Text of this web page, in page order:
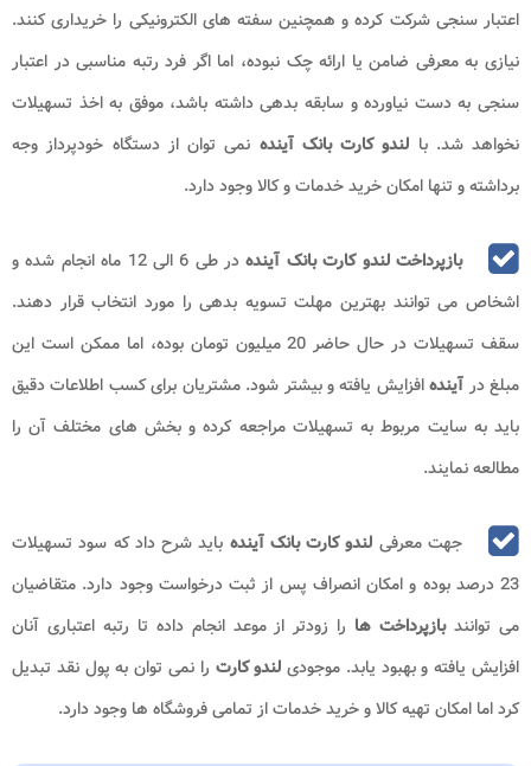
اعتبار سنجی شرکت کرده و همچنین سفته های الکترونیکی را خریداری کنند.
نیازی به معرفی ضامن یا ارائه چک نبوده، اما اگر فرد رتبه مناسبی در اعتبار
سنجی به دست نیاورده و سابقه بدهی داشته باشد، موفق به اخذ تسهیلات
نخواهد شد. با لندو کارت بانک آینده نمی توان از دستگاه خودپرداز وجه
برداشته و تنها امکان خرید خدمات و کالا وجود دارد.
بازپرداخت لندو کارت بانک آینده
در طی 6 الی 12 ماه انجام شده و
اشخاص می توانند بهترین مهلت تسویه بدهی را مورد انتخاب قرار دهند.
سقف تسهیلات در حال حاضر 20 میلیون تومان بوده، اما ممکن است این
مبلغ در آیندهافزایش یافته و بیشتر شود. مشتریان برای کسب اطلاعات دقیق
باید به سایت مربوط به تسهیلات مراجعه کرده و بخش های مختلف آن را
مطالعه نمایند.
جهت معرفی لندو کارت بانک آینده باید شرح داد که سود تسهیلات
23 درصد بوده و امکان انصراف پس از ثبت درخواست وجود دارد. متقاضیان
می توانندبازپرداخت ها را زودتر از موعد انجام داده تا رتبه اعتباری آنان
افزایش یافته و بهبود یابد. موجودیلندو کارت را نمی توان به پول نقد تبدیل
کرد اما امکان تهیه کالا و خرید خدمات از تمامی فروشگاه ها وجود دارد.